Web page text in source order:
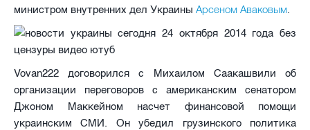
министром внутренних дел Украины Арсеном Аваковым.
Vovan222 договорился с Михаилом Саакашвили об
организации переговоров с американским сенатором
Джоном Маккейном насчет финансовой помощи
украинским СМИ. Он убедил грузинского политика